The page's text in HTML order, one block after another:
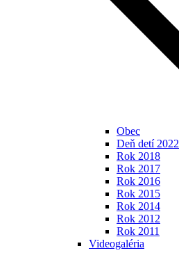
Obec
Deň detí 2022
Rok 2018
Rok 2017
Rok 2016
Rok 2015
Rok 2014
Rok 2012
Rok 2011
Videogaléria